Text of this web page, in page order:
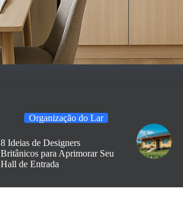
Organização do Lar
8 Ideias de Designers
Britânicos para Aprimorar Seu
Hall de Entrada